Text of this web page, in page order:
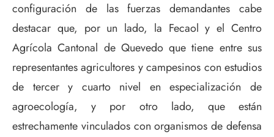
configuración de las fuerzas demandantes cabe
destacar que, por un lado, la Fecaol y el Centro
Agrícola Cantonal de Quevedo que tiene entre sus
representantes agricultores y campesinos con estudios
de tercer y cuarto nivel en especialización de
agroecología, y por otro lado, que están
estrechamente vinculados con organismos de defensa